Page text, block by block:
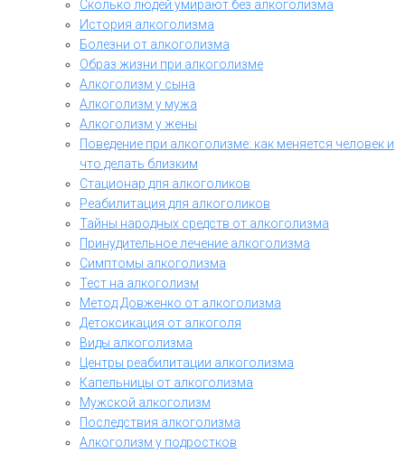
Сколько людей умирают без алкоголизма
История алкоголизма
Болезни от алкоголизма
Образ жизни при алкоголизме
Алкоголизм у сына
Алкоголизм у мужа
Алкоголизм у жены
Поведение при алкоголизме: как меняется человек и
что делать близким
Стационар для алкоголиков
Реабилитация для алкоголиков
Тайны народных средств от алкоголизма
Принудительное лечение алкоголизма
Симптомы алкоголизма
Тест на алкоголизм
Метод Довженко от алкоголизма
Детоксикация от алкоголя
Виды алкоголизма
Центры реабилитации алкоголизма
Капельницы от алкоголизма
Мужской алкоголизм
Последствия алкоголизма
Алкоголизм у подростков